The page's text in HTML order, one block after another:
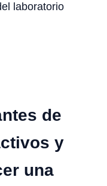
laboratorio
de
y
una